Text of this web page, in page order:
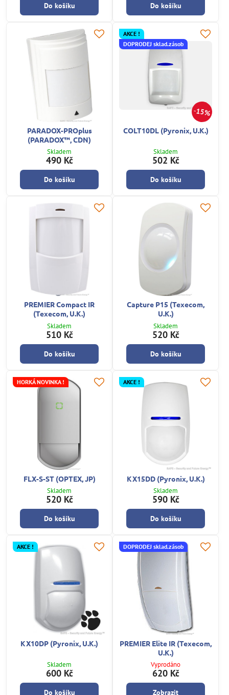
Do košíku Do košíku
PARADOX-PROplus
(PARADOX™, CDN)
Skladem
490 Kč
Do košíku
15%
AKCE !
DOPRODEJ sklad.zásob
COLT10DL (Pyronix, U.K.)
Skladem
502 Kč
Do košíku
PREMIER Compact IR
(Texecom, U.K.)
Skladem
510 Kč
Do košíku
Capture P15 (Texecom,
U.K.)
Skladem
520 Kč
Do košíku
HORKÁ NOVINKA !
FLX-S-ST (OPTEX, JP)
Skladem
520 Kč
Do košíku
AKCE !
KX15DD (Pyronix, U.K.)
Skladem
590 Kč
Do košíku
AKCE !
KX10DP (Pyronix, U.K.)
Skladem
600 Kč
Do košíku
DOPRODEJ sklad.zásob
PREMIER Elite IR (Texecom,
U.K.)
Vyprodáno
620 Kč
Zobrazit